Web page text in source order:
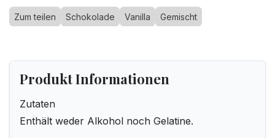
Zum teilen Schokolade Vanilla Gemischt
Produkt Informationen
Zutaten
Enthält weder Alkohol noch Gelatine.